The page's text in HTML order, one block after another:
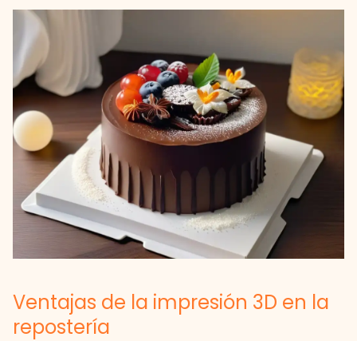
Ventajas de la impresión 3D en la
repostería